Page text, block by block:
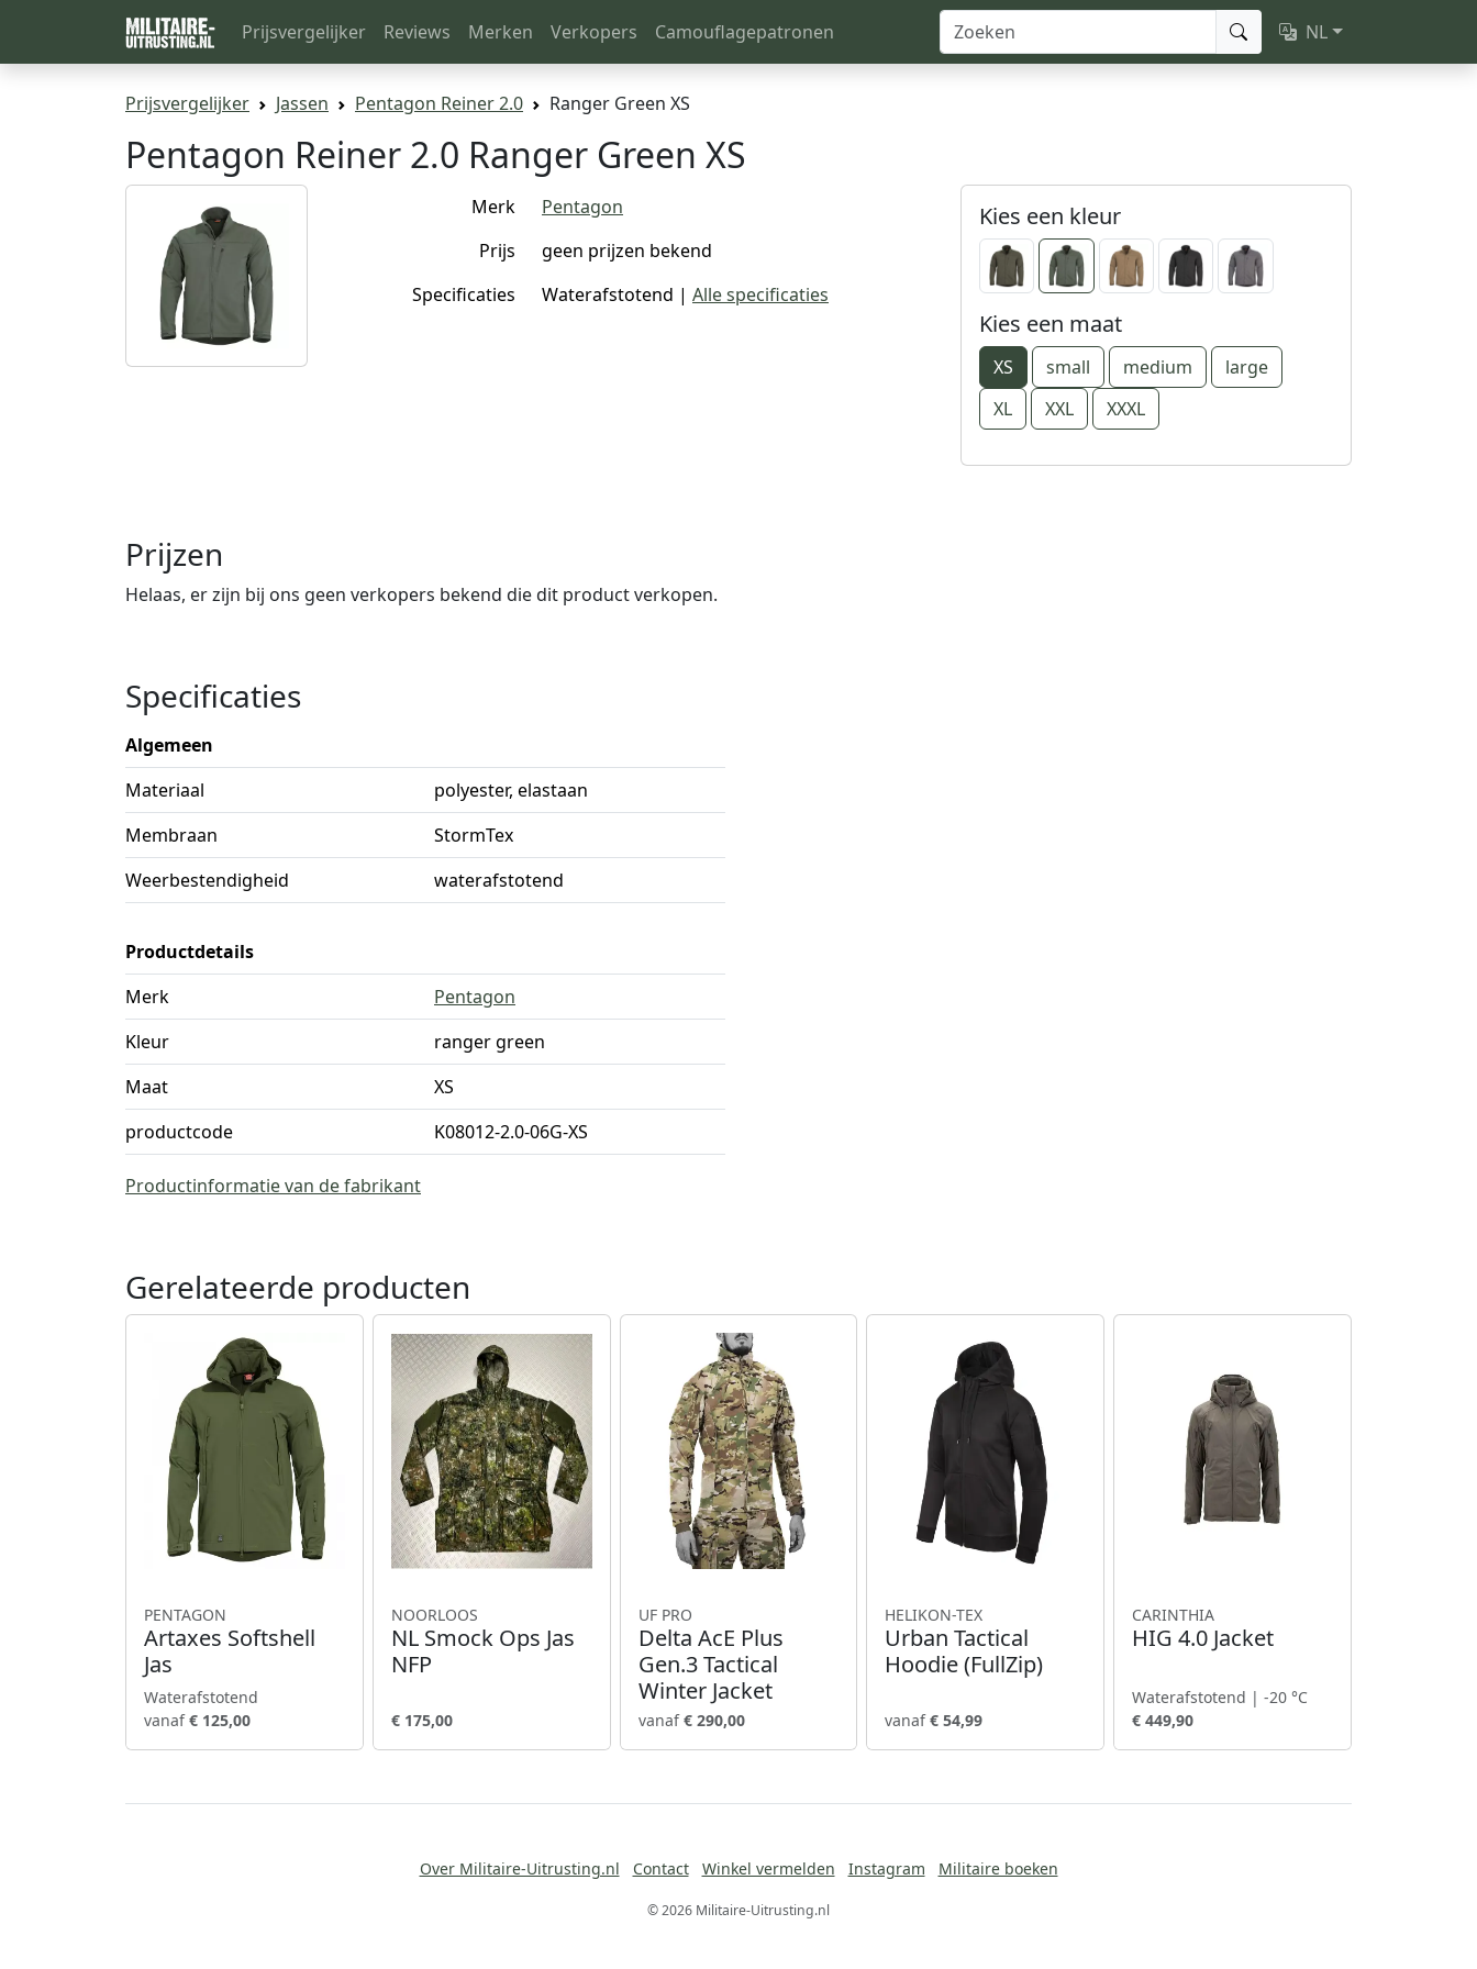
Prijsvergelijker Reviews Merken Verkopers Camouflagepatronen NL
Prijsvergelijker Jassen Pentagon Reiner 2.0 Ranger Green XS
Pentagon Reiner 2.0 Ranger Green XS
Merk
Pentagon
Prijs
geen prijzen bekend
Specificaties
Waterafstotend | Alle specificaties
Kies een kleur
Kies een maat
XS small medium
large
XL
XXL XXXL
Prijzen
Helaas, er zijn bij ons geen verkopers bekend die dit product verkopen.
Specificaties
Algemeen
Materiaal
polyester, elastaan
Membraan
StormTex
Weerbestendigheid
waterafstotend
Productdetails
Merk
Pentagon
Kleur
ranger green
Maat
XS
productcode
K08012-2.0-06G-XS
Productinformatie van de fabrikant
Gerelateerde producten
PENTAGON
Artaxes Softshell
Jas
Waterafstotend
vanaf€ 125,00
NOORLOOS
NL Smock Ops Jas
NFP
€ 175,00
UF PRO
Delta AcE Plus
Gen.3 Tactical
Winter Jacket
vanaf€ 290,00
HELIKON-TEX
Urban Tactical
Hoodie (FullZip)
vanaf€ 54,99
CARINTHIA
HIG 4.0 Jacket
Waterafstotend | -20 °C
€ 449,90
Over Militaire-Uitrusting.nl Contact Winkel vermelden Instagram Militaire boeken
© 2026 Militaire-Uitrusting.nl